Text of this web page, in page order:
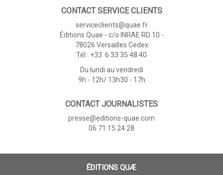
CONTACT SERVICE CLIENTS
serviceclients@quae.fr
Éditions Quae - c/o INRAE RD 10 -
78026 Versailles Cedex
Tél : +33 6 33 35 48 40
Du lundi au vendredi
9h - 12h/ 13h30 - 17h
CONTACT JOURNALISTES
presse@editions-quae.com
06 71 15 24 28
ÉDITIONS QUÆ